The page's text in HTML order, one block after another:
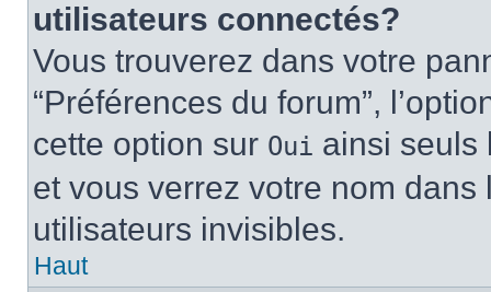
utilisateurs connectés?
Vous trouverez dans votre
“Préférences du forum”,
cette option sur Oui ainsi seuls
et vous verrez votre nom
utilisateurs invisibles.
Haut